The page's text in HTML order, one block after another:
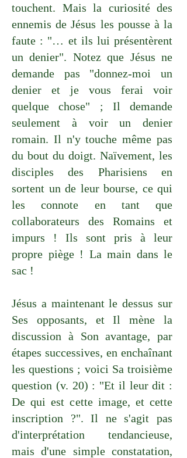
touchent. Mais la curiosité des
ennemis de Jésus les pousse à la
faute : "… et ils lui présentèrent
un denier". Notez que Jésus ne
demande pas "donnez-moi un
denier et je vous ferai voir
quelque chose" ; Il demande
seulement à voir un denier
romain. Il n'y touche même pas
du bout du doigt. Naïvement, les
disciples des Pharisiens en
sortent un de leur bourse, ce qui
les connote en tant que
collaborateurs des Romains et
impurs ! Ils sont pris à leur
propre piège ! La main dans le
sac !
Jésus a maintenant le dessus sur
Ses opposants, et Il mène la
discussion à Son avantage, par
étapes successives, en enchaînant
les questions ; voici Sa troisième
question (v. 20) : "Et il leur dit :
De qui est cette image, et cette
inscription ?". Il ne s'agit pas
d'interprétation tendancieuse,
mais d'une simple constatation,